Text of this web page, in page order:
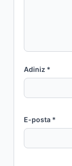
Adiniz *
E-posta *